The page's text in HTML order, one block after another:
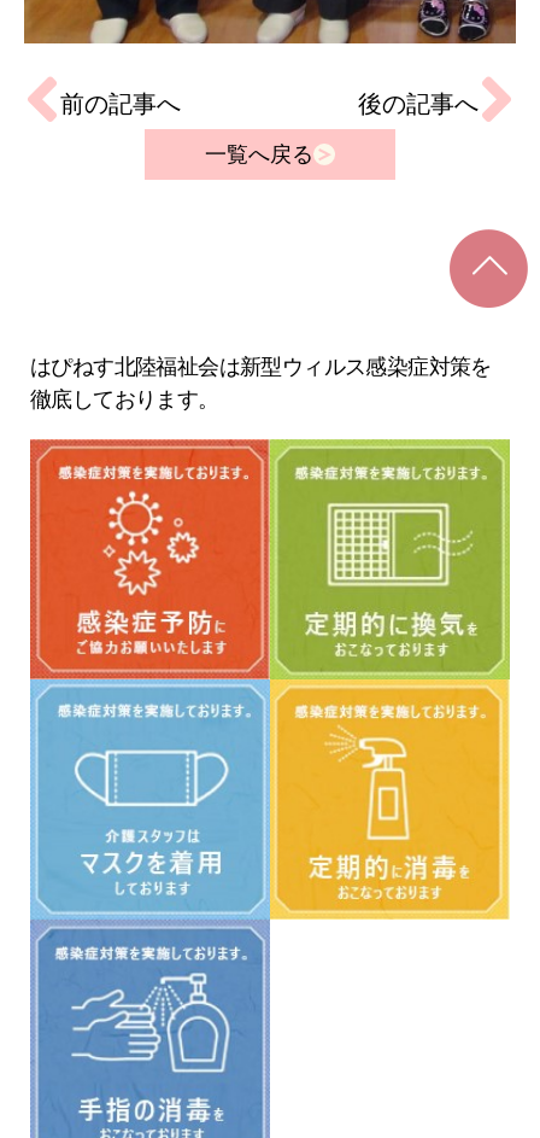
前の記事へ 後の記事へ
一覧へ戻る
はぴねす北陸福祉会は新型ウィルス感染症対策を
徹底しております。